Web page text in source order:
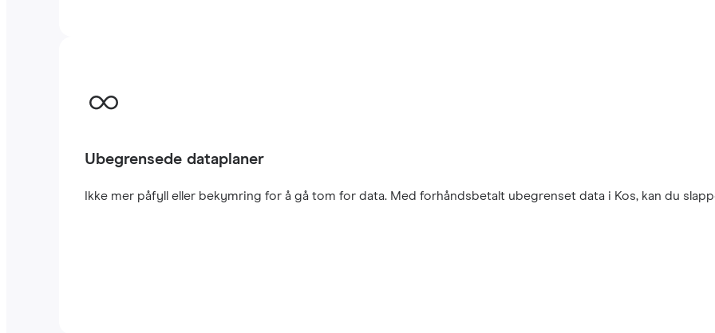
Ubegrensede dataplaner
Ikke mer påfyll eller bekymring for å gå tom for data. Med forhåndsbetalt ubegrenset data i Kos, kan du